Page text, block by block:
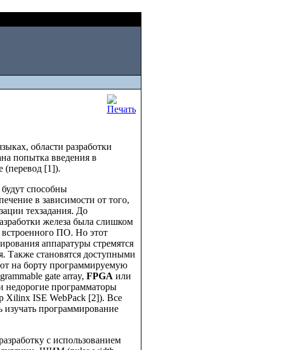
области разработки
попытка введения в
(перевод [1]).
способны
в зависимости от того,
техзадания. До
железа была слишком
встроенного ПО. Но этот
аппаратуры стремятся
Также становятся доступными
на борту программируемую
gate array, FPGA или
недорогие программаторы
Xilinx ISE WebPack [2]). Все
изучать программирование
с использованием